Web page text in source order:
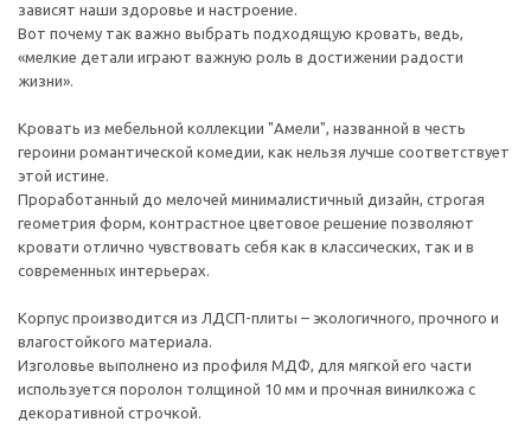
зависят наши здоровье и настроение.
Вот почему так важно выбрать подходящую кровать, ведь,
«мелкие детали играют важную роль в достижении радости
жизни».
Кровать из мебельной коллекции "Амели", названной в честь
героини романтической комедии, как нельзя лучше соответствует
этой истине.
Проработанный до мелочей минималистичный дизайн, строгая
геометрия форм, контрастное цветовое решение позволяют
кровати отлично чувствовать себя как в классических, так и в
современных интерьерах.
Корпус производится из ЛДСП-плиты – экологичного, прочного и
влагостойкого материала.
Изголовье выполнено из профиля МДФ, для мягкой его части
используется поролон толщиной 10 мм и прочная винилкожа с
декоративной строчкой.